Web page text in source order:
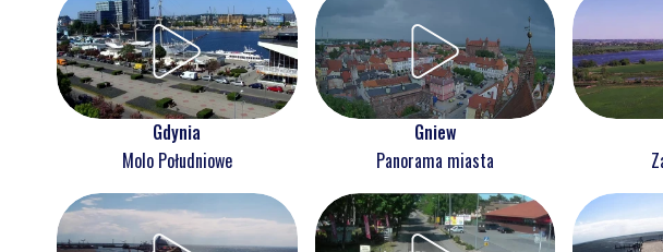
Gdynia
Molo Południowe
Gniew
Panorama miasta